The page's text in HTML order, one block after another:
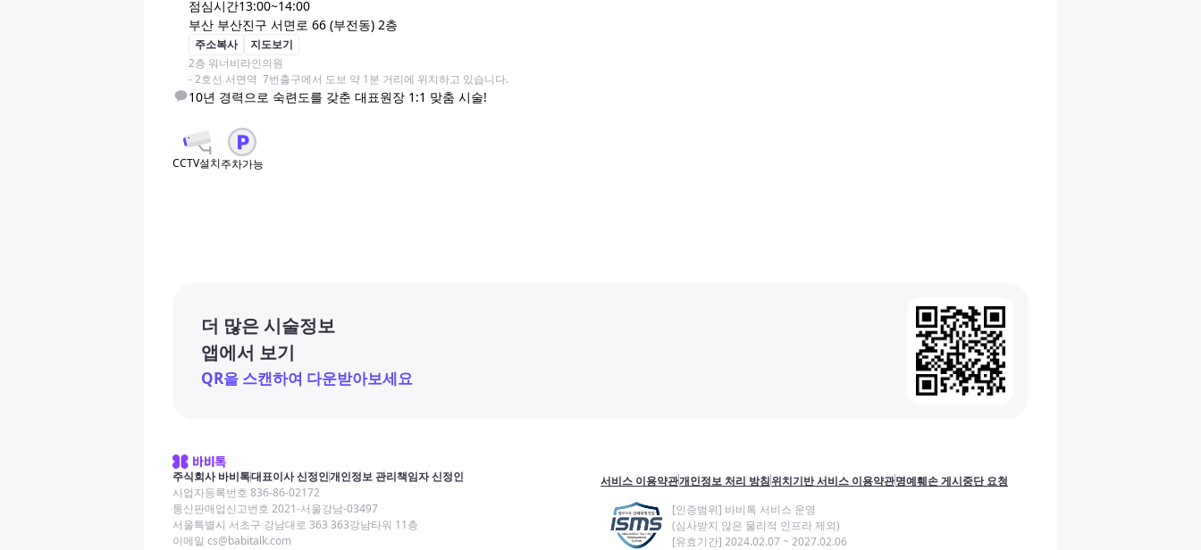
점심시간13:00~14:00
부산 부산진구 서면로 66 (부전동) 2층
주소복사
지도보기
2층 워너비라인의원
- 2호선 서면역  7번출구에서 도보 약 1분 거리에 위치하고 있습니다.
10년 경력으로 숙련도를 갖춘 대표원장 1:1 맞춤 시술!
CCTV설치주차가능
더 많은 시술정보
앱에서 보기
QR을 스캔하여 다운받아보세요
주식회사 바비톡대표이사 신정인개인정보 관리책임자 신정인
사업자등록번호 836-86-02172
통신판매업신고번호 2021-서울강남-03497
서울특별시 서초구 강남대로 363 363강남타워 11층
이메일 cs@babitalk.com
서비스 이용약관개인정보 처리 방침위치기반 서비스 이용약관명예훼손 게시중단 요청
[인증범위] 바비톡 서비스 운영
(심사받지 않은 물리적 인프라 제외)
[유효기간] 2024.02.07 ~ 2027.02.06